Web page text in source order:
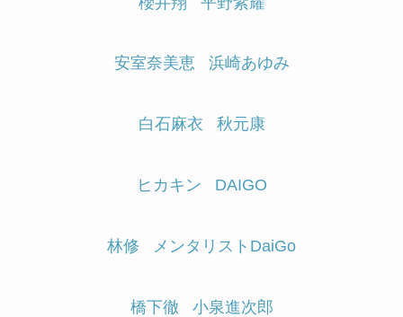
安室奈美恵 浜崎あゆみ
白石麻衣 秋元康
ヒカキン DAIGO
林修 メンタリストDaiGo
橋下徹 小泉進次郎